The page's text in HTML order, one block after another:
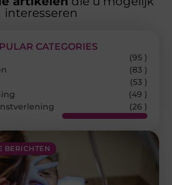
interesseren
BERICHTEN
CATEGORIES
(95 )
(83 )
(53 )
(49 )
(26 )